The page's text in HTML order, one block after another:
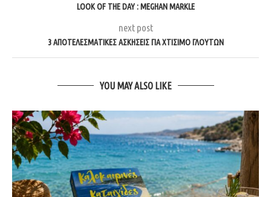
LOOK OF THE DAY : MEGHAN MARKLE
next post
3 ΑΠΟΤΕΛΕΣΜΑΤΙΚΈΣ ΑΣΚΉΣΕΙΣ ΓΙΑ ΧΤΊΣΙΜΟ ΓΛΟΥΤΏΝ
YOU MAY ALSO LIKE